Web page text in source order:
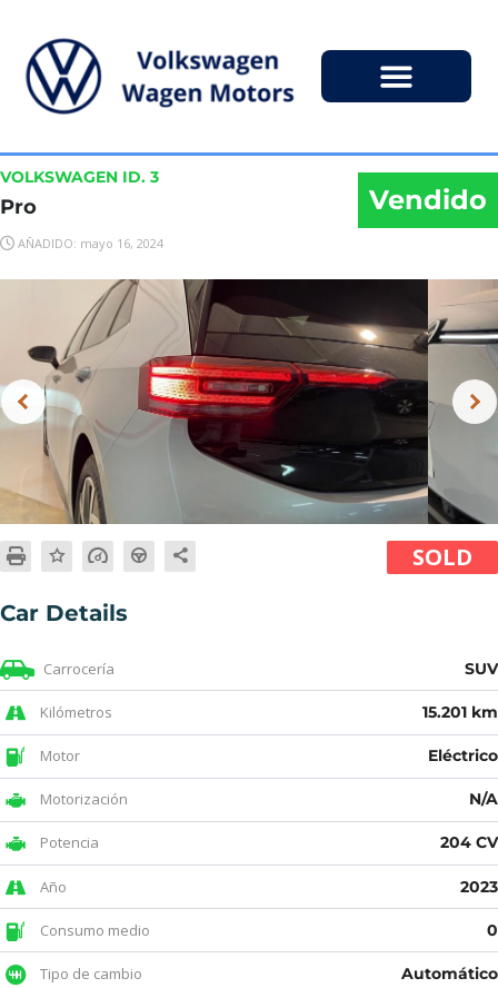
VOLKSWAGEN ID. 3
Pro
AÑADIDO: mayo 16, 2024
Vendido
SOLD
Car Details
Carrocería SUV
Kilómetros 15.201 km
Motor Eléctrico
Motorización N/A
Potencia 204 CV
Año 2023
Consumo medio 0
Tipo de cambio Automático